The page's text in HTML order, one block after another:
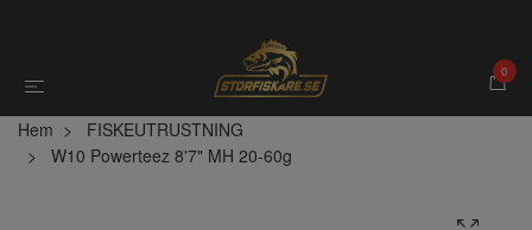
0
Hem
FISKEUTRUSTNING
W10 Powerteez 8'7" MH 20-60g